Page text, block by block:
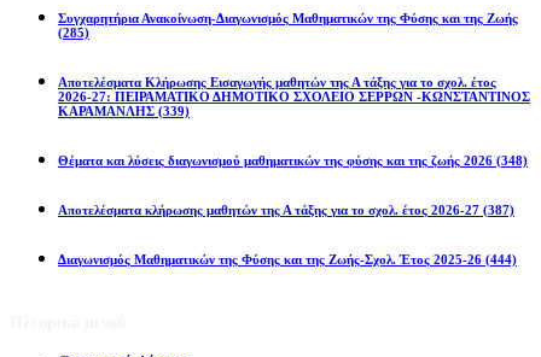
Συγχαρητήρια Ανακοίνωση-Διαγωνισμός Μαθηματικών της Φύσης και της Ζωής
(285)
Αποτελέσματα Κλήρωσης Εισαγωγής μαθητών της Α τάξης για το σχολ. έτος
2026-27: ΠΕΙΡΑΜΑΤΙΚΟ ΔΗΜΟΤΙΚΟ ΣΧΟΛΕΙΟ ΣΕΡΡΩΝ -ΚΩΝΣΤΑΝΤΙΝΟΣ
ΚΑΡΑΜΑΝΛΗΣ (339)
Θέματα και λύσεις διαγωνισμού μαθηματικών της φύσης και της ζωής 2026 (348)
Αποτελέσματα κλήρωσης μαθητών της Α τάξης για το σχολ. έτος 2026-27 (387)
Διαγωνισμός Μαθηματικών της Φύσης και της Ζωής-Σχολ. Έτος 2025-26 (444)